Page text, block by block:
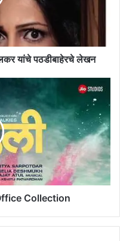
यांचे पठडीबाहेरचे लेखन
Collection